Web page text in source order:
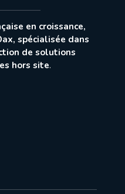
en croissance,
spécialisée dans
de solutions
hors site.